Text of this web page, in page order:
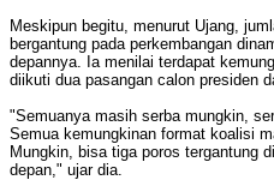
Meskipun begitu, menurut Ujang,
bergantung pada perkembangan
depannya. Ia menilai terdapat
diikuti dua pasangan calon presiden
"Semuanya masih serba mungkin,
Semua kemungkinan format koalisi
Mungkin, bisa tiga poros tergantung
depan," ujar dia.